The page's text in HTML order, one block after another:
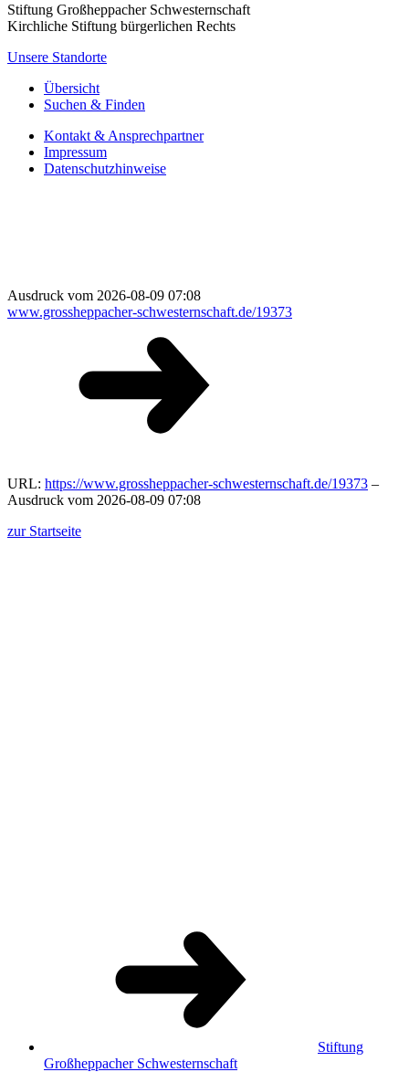
Stiftung Großheppacher Schwesternschaft
Kirchliche Stiftung bürgerlichen Rechts
Unsere Standorte
Übersicht
Suchen & Finden
Kontakt & Ansprechpartner
Impressum
Datenschutzhinweise
Ausdruck vom 2026-08-09 07:08
www.grossheppacher-schwesternschaft.de/19373
URL: https://www.grossheppacher-schwesternschaft.de/19373 –
Ausdruck vom 2026-08-09 07:08
zur Startseite
Stiftung
Großheppacher Schwesternschaft